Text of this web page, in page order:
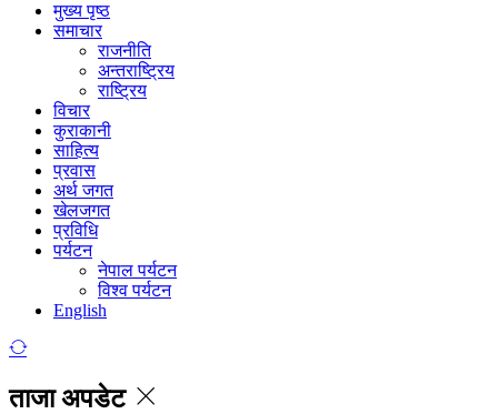
मुख्य पृष्ठ
समाचार
राजनीति
अन्तराष्ट्रिय
राष्ट्रिय
विचार
कुराकानी
साहित्य
प्रवास
अर्थ जगत
खेलजगत
प्रविधि
पर्यटन
नेपाल पर्यटन
विश्व पर्यटन
English
ताजा अपडेट